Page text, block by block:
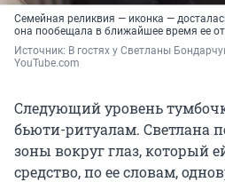
Семейная реликвия — иконка —
она пообещала в ближайшее время ее
Источник: В гостях у Светланы
YouTube.com
Следующий уровень
бьюти-ритуалам. Светлана
зоны вокруг глаз, который
средство, по ее словам,